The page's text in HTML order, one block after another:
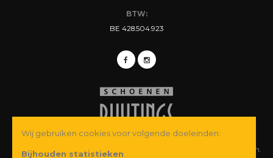
BTW:
BE 428.504.923
© Copyright 2026 Schoenen Ruytings BVBA. Alle rechten voorbehouden.
Wij gebruiken cookies voor volgende doeleinden:
Bijhouden statistieken